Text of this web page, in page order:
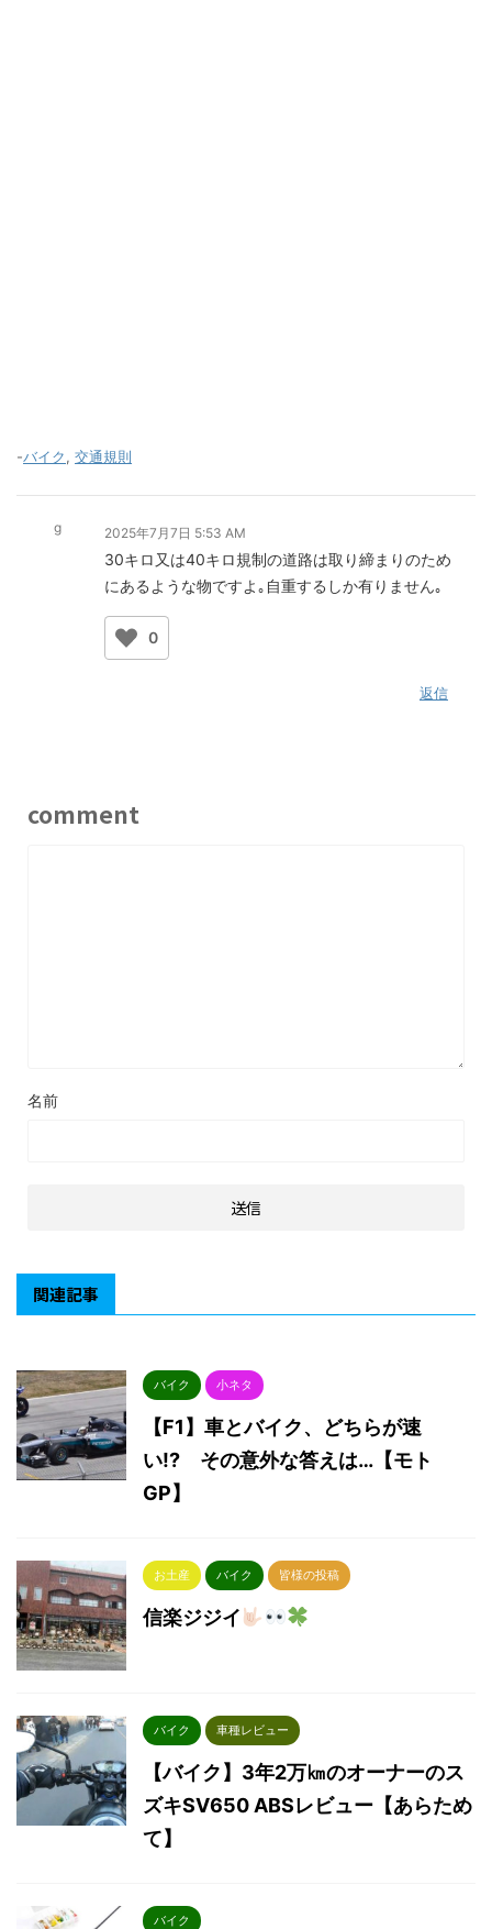
-バイク, 交通規則
g 2025年7月7日 5:53 AM
30キロ又は40キロ規制の道路は取り締まりのため
にあるような物ですよ｡自重するしか有りません｡
0
返信
comment
名前
関連記事
バイク 小ネタ
【F1】車とバイク、どちらが速
い!? その意外な答えは…【モト
GP】
お土産 バイク 皆様の投稿
信楽ジジイ
バイク 車種レビュー
【バイク】3年2万㎞のオーナーのス
ズキSV650 ABSレビュー【あらため
て】
バイク